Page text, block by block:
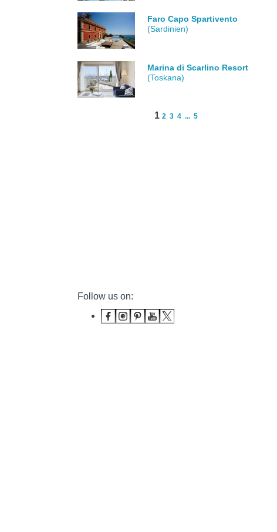
Faro Capo Spartivento
(Sardinien)
Marina di Scarlino Resort
(Toskana)
1 2 3 4 ... 5
Follow us on: